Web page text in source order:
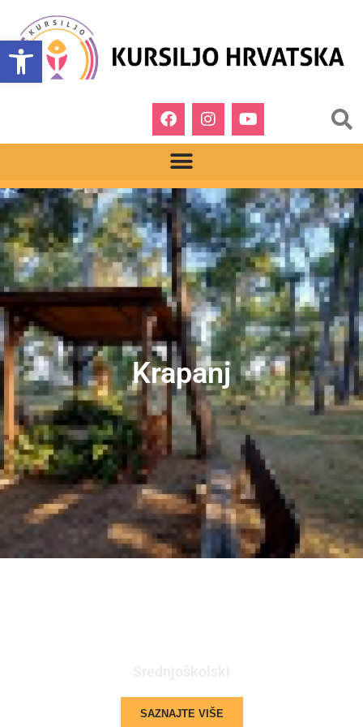
Open toolbar
Krapanj
SAZNAJTE VIŠE